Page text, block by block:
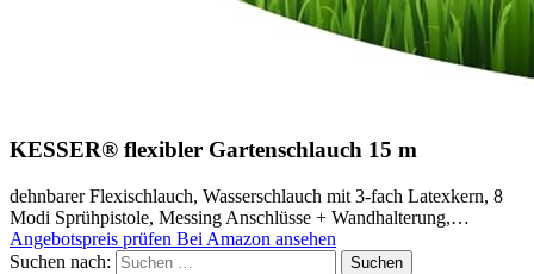
KESSER® flexibler Gartenschlauch 15 m
dehnbarer Flexischlauch, Wasserschlauch mit 3-fach Latexkern, 8
Modi Sprühpistole, Messing Anschlüsse + Wandhalterung,…
Angebotspreis prüfen Bei Amazon ansehen
Suchen nach: